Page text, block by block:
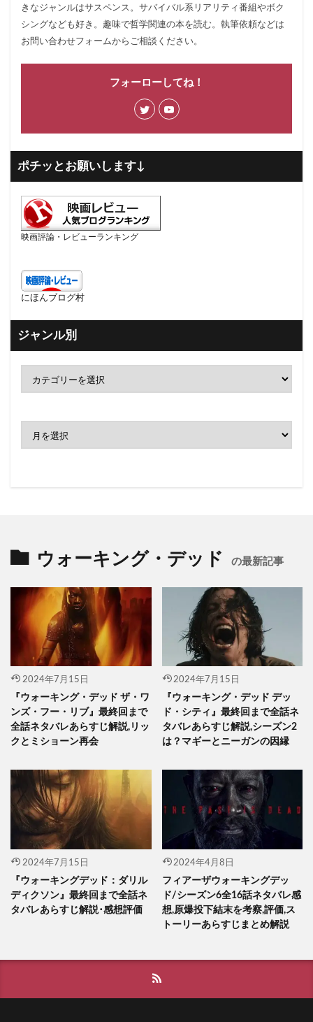
きなジャンルはサスペンス。サバイバル系リアリティ番組やボク
シングなども好き。趣味で哲学関連の本を読む。執筆依頼などは
お問い合わせフォームからご相談ください。
フォーローしてね！
ポチッとお願いします↓
映画評論・レビューランキング
にほんブログ村
ジャンル別
ウォーキング・デッド の最新記事
2024年7月15日
『ウォーキング・デッド ザ・ワ
ンズ・フー・リブ』最終回まで
全話ネタバレあらすじ解説,リッ
クとミショーン再会
2024年7月15日
『ウォーキング・デッド デッ
ド・シティ』最終回まで全話ネ
タバレあらすじ解説,シーズン2
は？マギーとニーガンの因縁
2024年7月15日
『ウォーキングデッド：ダリル
ディクソン』最終回まで全話ネ
タバレあらすじ解説･感想評価
2024年4月8日
フィアーザウォーキングデッ
ド/シーズン6全16話ネタバレ感
想,原爆投下結末を考察,評価,ス
トーリーあらすじまとめ解説